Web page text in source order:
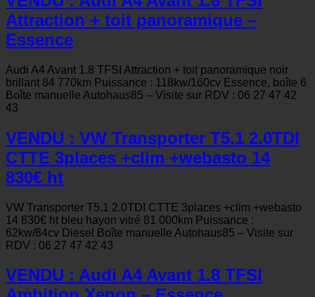
Attraction + toit panoramique –
Essence
Audi A4 Avant 1.8 TFSI Attraction + toit panoramique noir
brillant 84 770km Puissance : 118kw/160cv Essence, boîte 6
Boîte manuelle Autohaus85 – Visite sur RDV : 06 27 47 42
43
VENDU : VW Transporter T5.1 2.0TDI
CTTE 3places +clim +webasto 14
830€ ht
VW Transporter T5.1 2.0TDI CTTE 3places +clim +webasto
14 830€ ht bleu hayon vitré 81 000km Puissance :
62kw/84cv Diesel Boîte manuelle Autohaus85 – Visite sur
RDV : 06 27 47 42 43
VENDU : Audi A4 Avant 1.8 TFSI